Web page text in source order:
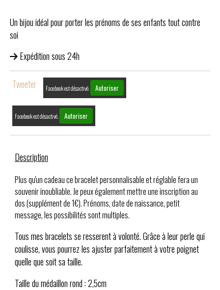
Un bijou idéal pour porter les prénoms de ses enfants tout contre
soi
Expédition sous 24h
Tweeter Facebook est désactivé. Autoriser
Facebook est désactivé. Autoriser
Description
Plus qu'un cadeau ce bracelet personnalisable et réglable fera un
souvenir inoubliable. Je peux également mettre une inscription au
dos (supplément de 1€). Prénoms, date de naissance, petit
message, les possibilités sont multiples.
Tous mes bracelets se resserent à volonté. Grâce à leur perle qui
coulisse, vous pourrez les ajuster parfaitement à votre poignet
quelle que soit sa taille.
Taille du médaillon rond : 2,5cm